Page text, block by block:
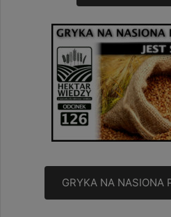
GRYKA NA NASIONA